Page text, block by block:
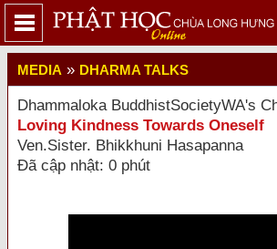
MEDIA » DHARMA TALKS
Dhammaloka BuddhistSocietyWA's
Loving Kindness Towards Oneself
Ven.Sister. Bhikkhuni Hasapanna
Đã cập nhật: 0 phút